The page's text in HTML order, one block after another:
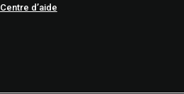
Centre d’aide